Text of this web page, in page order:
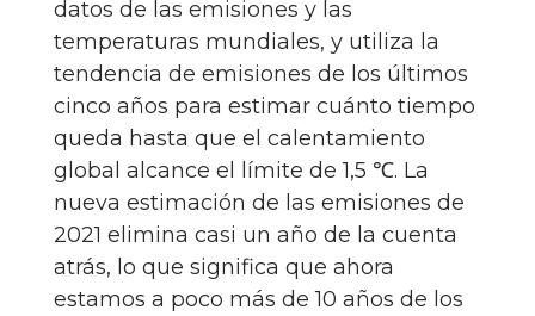
datos de las emisiones y las
temperaturas mundiales, y utiliza la
tendencia de emisiones de los últimos
cinco años para estimar cuánto tiempo
queda hasta que el calentamiento
global alcance el límite de 1,5 ℃. La
nueva estimación de las emisiones de
2021 elimina casi un año de la cuenta
atrás, lo que significa que ahora
estamos a poco más de 10 años de los